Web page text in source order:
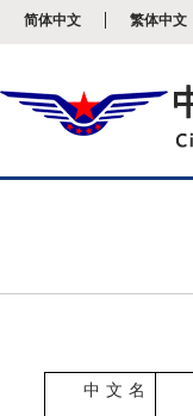
简体中文 繁体中文
中文名
开
说